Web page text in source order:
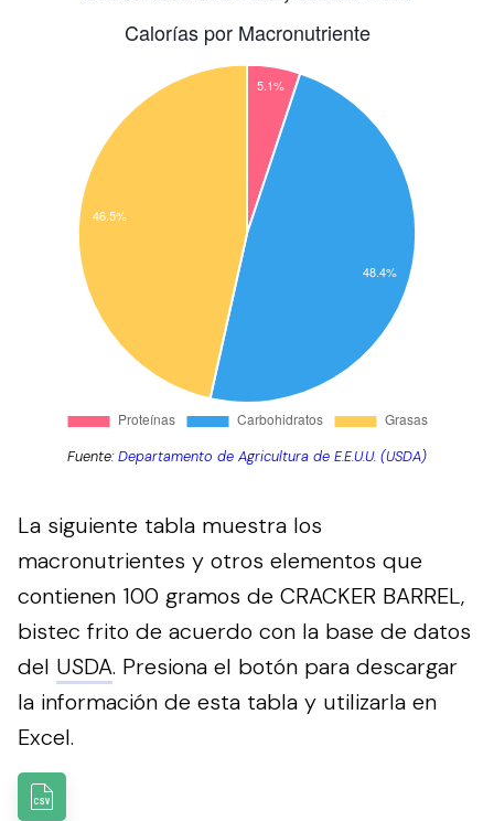
Fuente:Departamento de Agricultura de E.E.U.U. (USDA)
La siguiente tabla muestra los
macronutrientes y otros elementos que
contienen 100 gramos de CRACKER BARREL,
bistec frito de acuerdo con la base de datos
del USDA. Presiona el botón para descargar
la información de esta tabla y utilizarla en
Excel.